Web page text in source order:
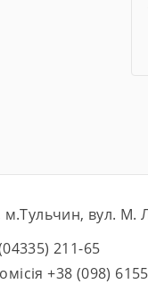
м.Тульчин, вул. М.
211-65
+38 (098)